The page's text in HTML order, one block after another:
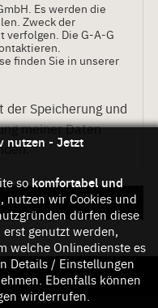
Es werden die
Zweck der
verfolgen. Die G-A-G
finden Sie in unserer
der Speicherung und
meiner Daten
*
nutzen - Jetzt
so komfortabel und
wir Cookies und
dürfen diese
genutzt werden,
welche Onlinedienste es
Details / Einstellungen
Ebenfalls können
wirderrufen.